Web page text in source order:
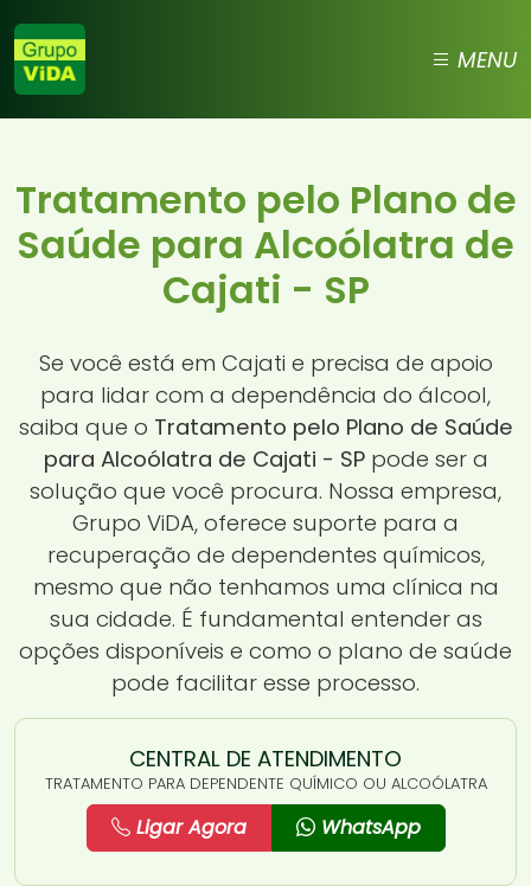
MENU
Tratamento pelo Plano de
Saúde para Alcoólatra de
Cajati - SP
Se você está em Cajati e precisa de apoio
para lidar com a dependência do álcool,
saiba que o Tratamento pelo Plano de Saúde
para Alcoólatra de Cajati - SPpode ser a
solução que você procura. Nossa empresa,
Grupo ViDA, oferece suporte para a
recuperação de dependentes químicos,
mesmo que não tenhamos uma clínica na
sua cidade. É fundamental entender as
opções disponíveis e como o plano de saúde
pode facilitar esse processo.
CENTRAL DE ATENDIMENTO
TRATAMENTO PARA DEPENDENTE QUÍMICO OU ALCOÓLATRA
Ligar Agora WhatsApp